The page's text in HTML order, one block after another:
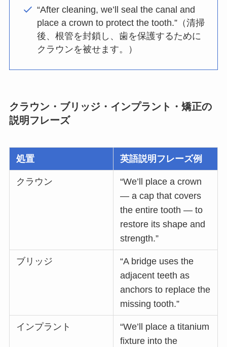
“After cleaning, we’ll seal the canal and
place a crown to protect the tooth.”（清掃
後、根管を封鎖し、歯を保護するために
クラウンを被せます。）
クラウン・ブリッジ・インプラント・矯正の
説明フレーズ
処置 英語説明フレーズ例
クラウン
“We’ll place a crown
— a cap that covers
the entire tooth — to
restore its shape and
strength.”
ブリッジ
“A bridge uses the
adjacent teeth as
anchors to replace the
missing tooth.”
インプラント
“We’ll place a titanium
fixture into the